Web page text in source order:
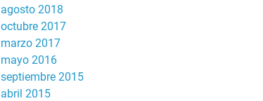
agosto 2018
octubre 2017
marzo 2017
mayo 2016
septiembre 2015
abril 2015